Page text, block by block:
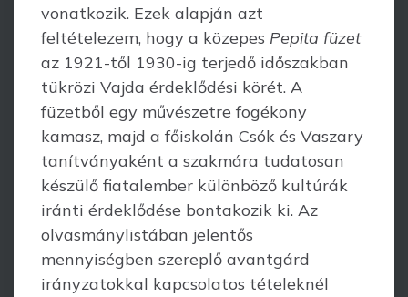
vonatkozik. Ezek alapján azt
feltételezem, hogy a közepes Pepita füzet
az 1921-től 1930-ig terjedő időszakban
tük­rözi Vajda érdeklődési körét. A
füzetből egy művészetre fogékony
kamasz, majd a főiskolán Csók és Vaszary
tanítványaként a szakmára tudatosan
készülő fiatal­ember különböző kultúrák
iránti érdeklődése bontakozik ki. Az
olvasmánylistában jelentős
mennyiségben szereplő avantgárd
irányzatokkal kapcsolatos tételeknél